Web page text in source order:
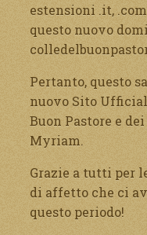
estensioni .it,
questo nuovo
Pertanto, questo
nuovo Sito
Buon Pastore e
Myriam.
Grazie a tutti per
di affetto che ci
questo periodo!